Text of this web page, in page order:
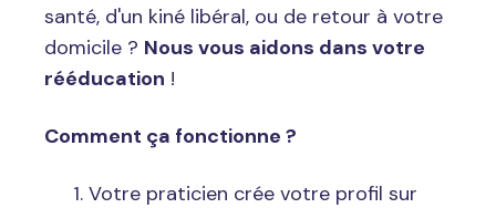
santé, d'un kiné libéral, ou de retour à votre
domicile ? Nous vous aidons dans votre
rééducation !
Comment ça fonctionne ?
Votre praticien crée votre profil sur